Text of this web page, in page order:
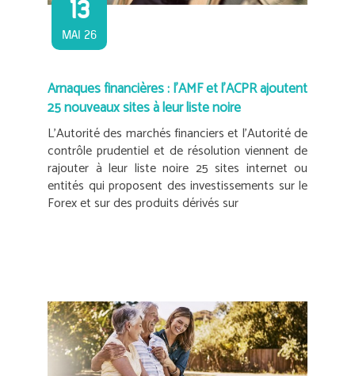
13
MAI 26
Arnaques financières : l’AMF et l’ACPR ajoutent
25 nouveaux sites à leur liste noire
L’Autorité des marchés financiers et l’Autorité de
contrôle prudentiel et de résolution viennent de
rajouter à leur liste noire 25 sites internet ou
entités qui proposent des investissements sur le
Forex et sur des produits dérivés sur